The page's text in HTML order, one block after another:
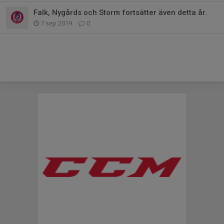
Falk, Nygårds och Storm fortsätter även detta år.
7 sep 2019 0